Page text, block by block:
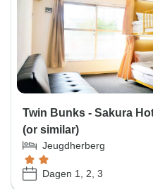
Twin Bunks - Sakura
(or similar)
Jeugdherberg
Dagen 1, 2, 3